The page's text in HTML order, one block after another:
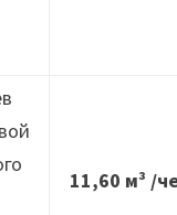
11,60 м³ /